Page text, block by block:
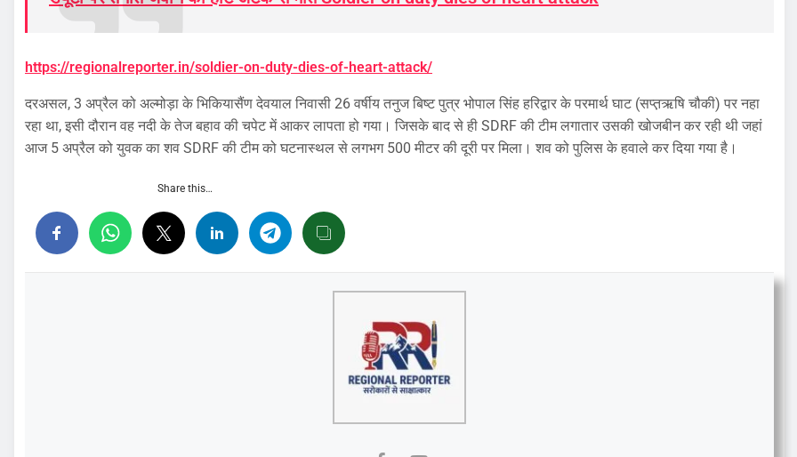
https://regionalreporter.in/soldier-on-duty-dies-of-heart-attack/
दरअसल, 3 अप्रैल को अल्मोड़ा के भिकियासैंण देवयाल निवासी 26 वर्षीय तनुज बिष्ट पुत्र भोपाल सिंह हरिद्वार के परमार्थ घाट (सप्त़ऋषि चौकी) पर नहा
रहा था, इसी दौरान वह नदी के तेज बहाव की चपेट में आकर लापता हो गया। जिसके बाद से ही SDRF की टीम लगातार उसकी खोजबीन कर रही थी जहां
आज 5 अप्रैल को युवक का शव SDRF की टीम को घटनास्थल से लगभग 500 मीटर की दूरी पर मिला। शव को पुलिस के हवाले कर दिया गया है।
Share this…